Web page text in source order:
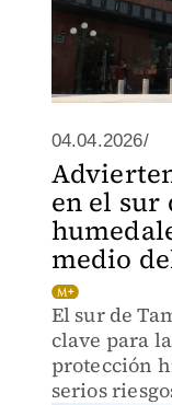
04.04.2026/
en el sur
medio
El sur de
clave para
protección
serios